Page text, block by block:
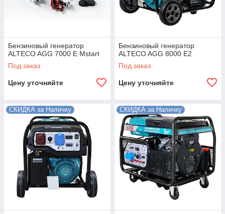
Бензиновый генератор
ALTECO AGG 7000 Е Mstart
Под заказ
Цену уточняйте
Бензиновый генератор
ALTECO AGG 8000 E2
Под заказ
Цену уточняйте
СКИДКА за Наличку СКИДКА за Наличку